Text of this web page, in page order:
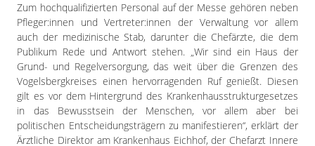
Zum hochqualifizierten Personal auf der Messe gehören neben
Pfleger:innen und Vertreter:innen der Verwaltung vor allem
auch der medizinische Stab, darunter die Chefärzte, die dem
Publikum Rede und Antwort stehen. „Wir sind ein Haus der
Grund- und Regelversorgung, das weit über die Grenzen des
Vogelsbergkreises einen hervorragenden Ruf genießt. Diesen
gilt es vor dem Hintergrund des Krankenhausstrukturgesetzes
in das Bewusstsein der Menschen, vor allem aber bei
politischen Entscheidungsträgern zu manifestieren“, erklärt der
Ärztliche Direktor am Krankenhaus Eichhof, der Chefarzt Innere